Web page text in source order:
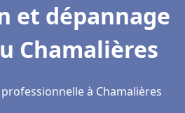
et dépannage
Chamalières
à Chamalières